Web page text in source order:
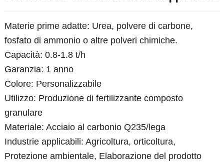
Materie prime adatte: Urea, polvere di carbone,
fosfato di ammonio o altre polveri chimiche.
Capacità: 0.8-1.8 t/h
Garanzia: 1 anno
Colore: Personalizzabile
Utilizzo: Produzione di fertilizzante composto
granulare
Materiale: Acciaio al carbonio Q235/lega
Industrie applicabili: Agricoltura, orticoltura,
Protezione ambientale, Elaborazione del prodotto